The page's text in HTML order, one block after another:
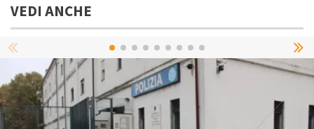
VEDI ANCHE